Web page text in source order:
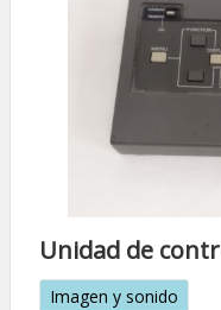
Unidad de
Imagen y sonido